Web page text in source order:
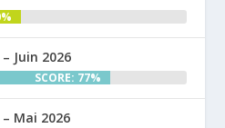
Juin 2026
SCORE: 77%
Mai 2026